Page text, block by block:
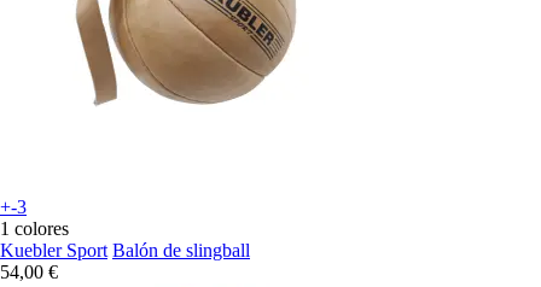
+-3
1 colores
Kuebler Sport Balón de slingball
54,00 €